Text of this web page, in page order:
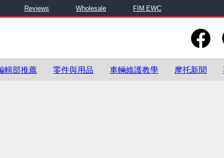
Reviews Wholesale FIM EWC
輯部推薦 零件與用品 車輛維護教學 摩托新聞